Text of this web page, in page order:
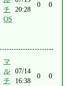
チ
OS
20:28
0 0
マ
ル
チ
07/14
16:38
0 0